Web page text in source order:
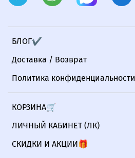
БЛОГ✔
Доставка / Возврат
Политика конфиденциальности
КОРЗИНА🛒
ЛИЧНЫЙ КАБИНЕТ (ЛК)
СКИДКИ И АКЦИИ🎁